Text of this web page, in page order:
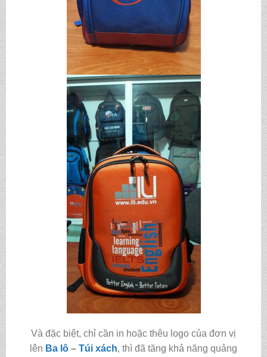
Và đặc biệt, chỉ cần in hoặc thêu logo của đơn vị
lên Ba lô – Túi xách, thì đã tăng khả năng quảng